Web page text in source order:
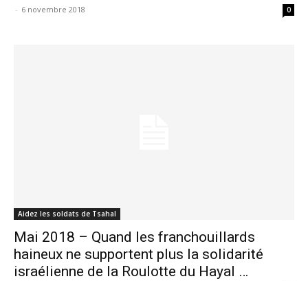
- 6 novembre 2018 0
Aidez les soldats de Tsahal
Mai 2018 – Quand les franchouillards
haineux ne supportent plus la solidarité
israélienne de la Roulotte du Hayal …